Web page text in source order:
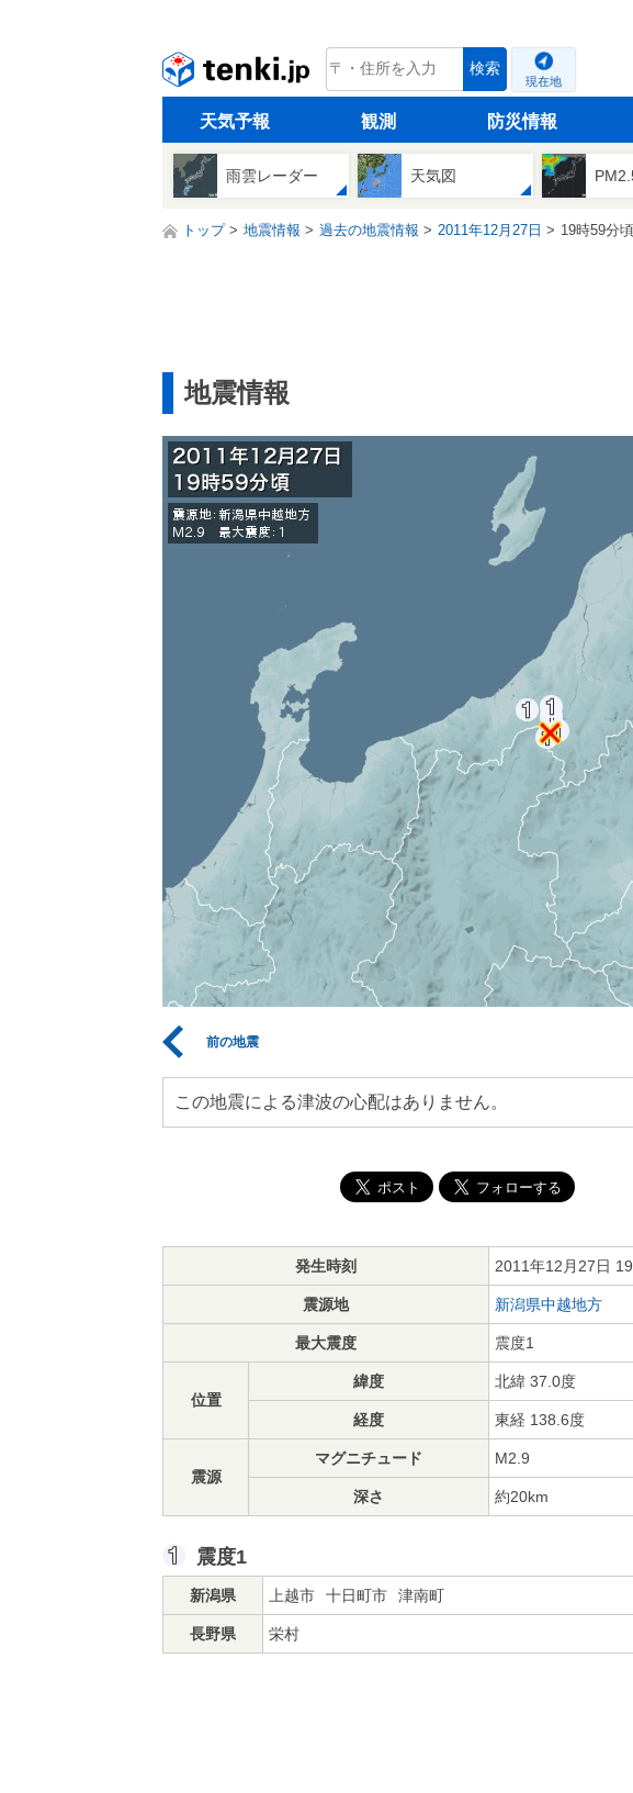
tenki.jp 検索
現在地
天気予報 観測 防災情報
雨雲レーダー 天気図
トップ 地震情報 過去の地震情報 2011年12月27日 19時59分
地震情報
前の地震
この地震による津波の心配はありません。
発生時刻 2011年12月27日
震源地 新潟県中越地方
最大震度 震度1
位置
緯度 北緯 37.0度
経度 東経 138.6度
震源
マグニチュード M2.9
深さ 約20km
震度1
新潟県 上越市 十日町市 津南町
長野県 栄村